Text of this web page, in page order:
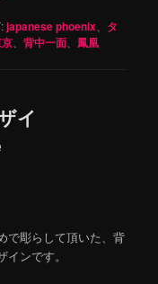
japanese phoenix
タ
、背中一面 鳳凰
イ
で彫らして頂いた、背
ンです。